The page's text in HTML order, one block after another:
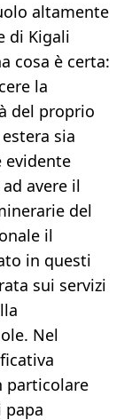
altamente
di Kigali
cosa è certa:
la
del proprio
sia
evidente
avere il
del
il
in questi
sui servizi
Nel
particolare
papa